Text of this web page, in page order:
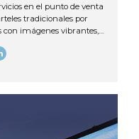
en el punto de venta
tradicionales por
con imágenes vibrantes,
nos acostumbramos a